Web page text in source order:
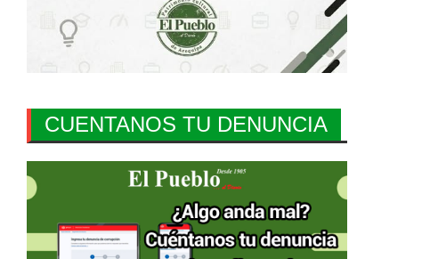
CUENTANOS TU DENUNCIA